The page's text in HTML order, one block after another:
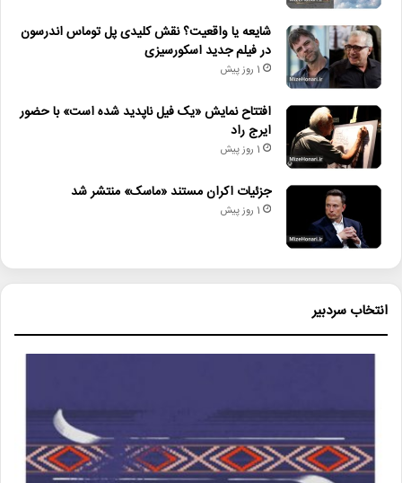
شایعه یا واقعیت؟ نقش کلیدی پل توماس اندرسون
در فیلم جدید اسکورسیزی
1 روز پیش
افتتاح نمایش «یک فیل ناپدید شده است» با حضور
ایرج راد
1 روز پیش
جزئیات اکران مستند «ماسک» منتشر شد
1 روز پیش
انتخاب سردبیر